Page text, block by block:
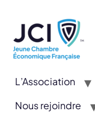
L’Association
Nous rejoindre